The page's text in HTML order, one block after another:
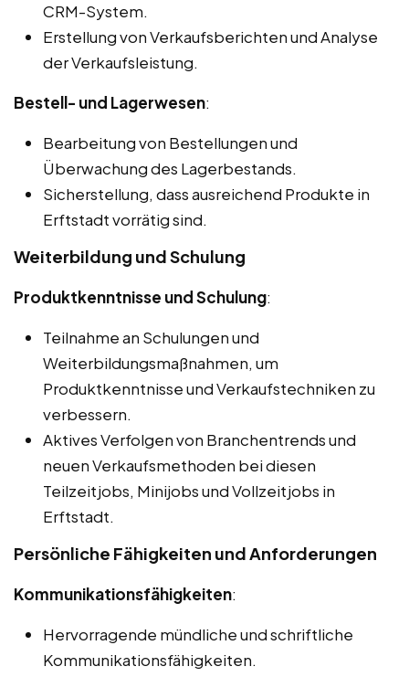
CRM-System.
Erstellung von Verkaufsberichten und Analyse
der Verkaufsleistung.
Bestell- und Lagerwesen:
Bearbeitung von Bestellungen und
Überwachung des Lagerbestands.
Sicherstellung, dass ausreichend Produkte in
Erftstadt vorrätig sind.
Weiterbildung und Schulung
Produktkenntnisse und Schulung:
Teilnahme an Schulungen und
Weiterbildungsmaßnahmen, um
Produktkenntnisse und Verkaufstechniken zu
verbessern.
Aktives Verfolgen von Branchentrends und
neuen Verkaufsmethoden bei diesen
Teilzeitjobs, Minijobs und Vollzeitjobs in
Erftstadt.
Persönliche Fähigkeiten und Anforderungen
Kommunikationsfähigkeiten:
Hervorragende mündliche und schriftliche
Kommunikationsfähigkeiten.